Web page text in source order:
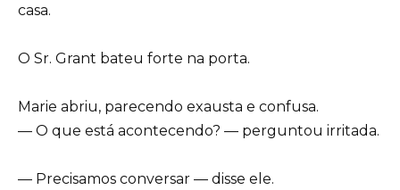
casa.
O Sr. Grant bateu forte na porta.
Marie abriu, parecendo exausta e confusa.
— O que está acontecendo? — perguntou irritada.
— Precisamos conversar — disse ele.